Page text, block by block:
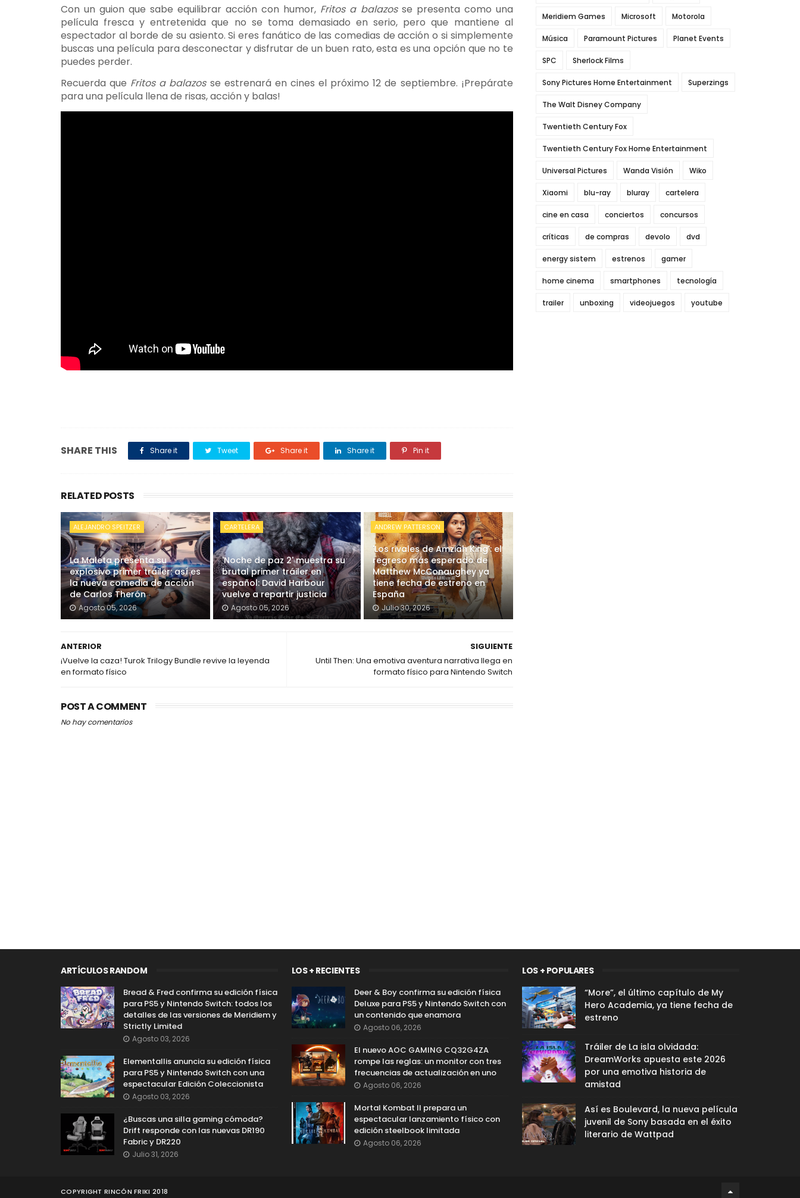
Con un guion que sabe equilibrar acción con humor, Fritos a balazosse presenta como una
película fresca y entretenida que no se toma demasiado en serio, pero que mantiene al
espectador al borde de su asiento. Si eres fanático de las comedias de acción o si simplemente
buscas una película para desconectar y disfrutar de un buen rato, esta es una opción que no te
puedes perder.
Recuerda que Fritos a balazosse estrenará en cines el próximo 12 de septiembre. ¡Prepárate
para una película llena de risas, acción y balas!
SHARE THIS Share it Tweet Share it Share it Pin it
RELATED POSTS
ALEJANDRO SPEITZER
La Maleta presenta su
explosivo primer tráiler: así es
la nueva comedia de acción
de Carlos Therón
Agosto 05, 2026
CARTELERA
'Noche de paz 2' muestra su
brutal primer tráiler en
español: David Harbour
vuelve a repartir justicia
Agosto 05, 2026
ANDREW PATTERSON
'Los rivales de Amziah King': el
regreso más esperado de
Matthew McConaughey ya
tiene fecha de estreno en
España
Julio 30, 2026
SIGUIENTE
Until Then: Una emotiva aventura narrativa llega en
formato físico para Nintendo Switch
ANTERIOR
¡Vuelve la caza! Turok Trilogy Bundle revive la leyenda
en formato físico
POST A COMMENT
No hay comentarios
Meridiem Games Microsoft Motorola
Música Paramount Pictures Planet Events
SPC Sherlock Films
Sony Pictures Home Entertainment Superzings
The Walt Disney Company
Twentieth Century Fox
Twentieth Century Fox Home Entertainment
Universal Pictures Wanda Visión Wiko
Xiaomi blu-ray bluray cartelera
cine en casa conciertos concursos
críticas de compras devolo dvd
energy sistem estrenos gamer
home cinema smartphones tecnología
trailer unboxing videojuegos youtube
ARTÍCULOS RANDOM
Bread & Fred confirma su edición física
para PS5 y Nintendo Switch: todos los
detalles de las versiones de Meridiem y
Strictly Limited
Agosto 03, 2026
Elementallis anuncia su edición física
para PS5 y Nintendo Switch con una
espectacular Edición Coleccionista
Agosto 03, 2026
¿Buscas una silla gaming cómoda?
Drift responde con las nuevas DR190
Fabric y DR220
Julio 31, 2026
LOS + RECIENTES
Deer & Boy confirma su edición física
Deluxe para PS5 y Nintendo Switch con
un contenido que enamora
Agosto 06, 2026
El nuevo AOC GAMING CQ32G4ZA
rompe las reglas: un monitor con tres
frecuencias de actualización en uno
Agosto 06, 2026
Mortal Kombat II prepara un
espectacular lanzamiento físico con
edición steelbook limitada
Agosto 06, 2026
LOS + POPULARES
“More”, el último capítulo de My
Hero Academia, ya tiene fecha de
estreno
Tráiler de La isla olvidada:
DreamWorks apuesta este 2026
por una emotiva historia de
amistad
Así es Boulevard, la nueva película
juvenil de Sony basada en el éxito
literario de Wattpad
COPYRIGHT RINCÓN FRIKI 2018